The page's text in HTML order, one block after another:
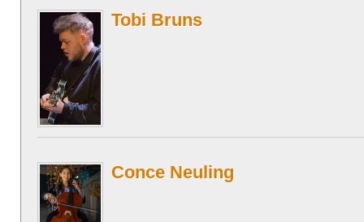
Tobi Bruns
Conce Neuling